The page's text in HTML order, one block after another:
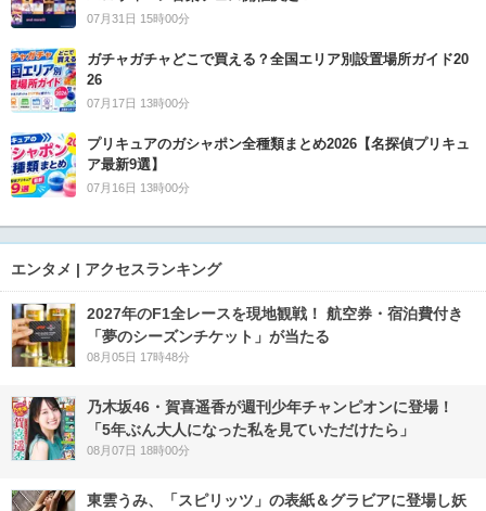
07月31日 15時00分
ガチャガチャどこで買える？全国エリア別設置場所ガイド20
26
07月17日 13時00分
プリキュアのガシャポン全種類まとめ2026【名探偵プリキュ
ア最新9選】
07月16日 13時00分
エンタメ | アクセスランキング
2027年のF1全レースを現地観戦！ 航空券・宿泊費付き
「夢のシーズンチケット」が当たる
08月05日 17時48分
乃木坂46・賀喜遥香が週刊少年チャンピオンに登場！
「5年ぶん大人になった私を見ていただけたら」
08月07日 18時00分
東雲うみ、「スピリッツ」の表紙＆グラビアに登場し妖